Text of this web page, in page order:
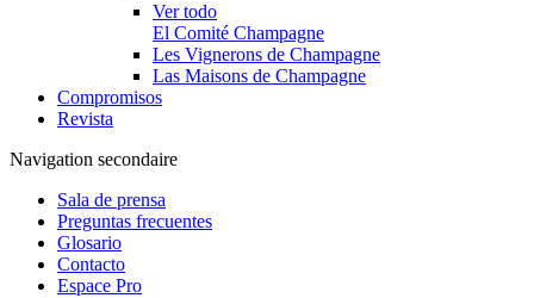
Ver todo
El Comité Champagne
Les Vignerons de Champagne
Las Maisons de Champagne
Compromisos
Revista
Navigation secondaire
Sala de prensa
Preguntas frecuentes
Glosario
Contacto
Espace Pro